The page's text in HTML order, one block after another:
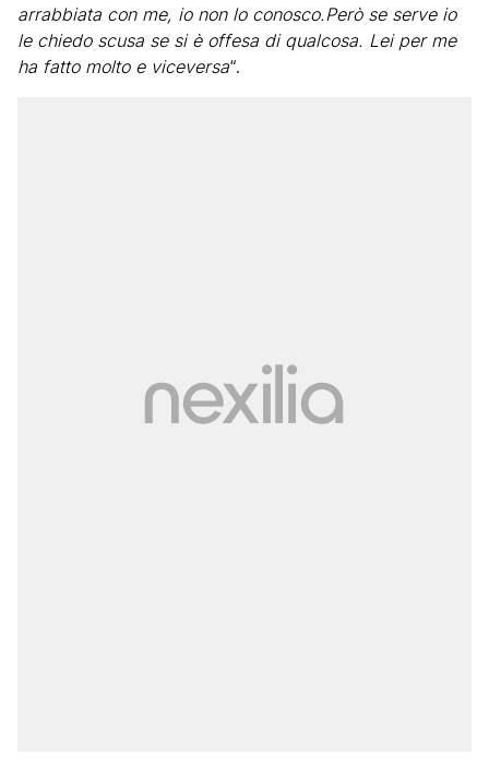
arrabbiata con me, io non lo conosco.Però se serve io
le chiedo scusa se si è offesa di qualcosa. Lei per me
ha fatto molto e viceversa“.